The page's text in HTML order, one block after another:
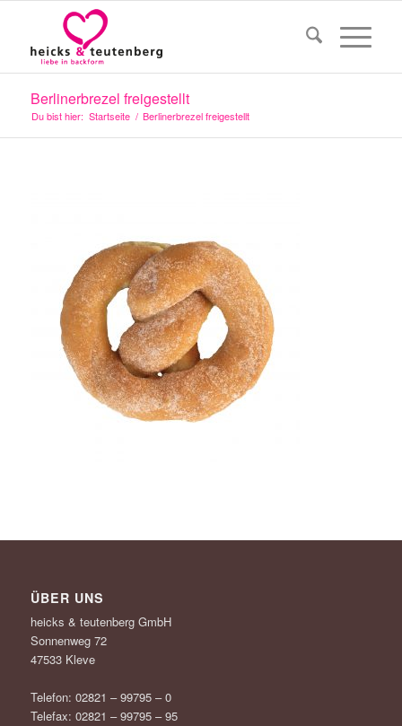
Berlinerbrezel freigestellt
Du bist hier: Startseite / Berlinerbrezel freigestellt
ÜBER UNS
heicks & teutenberg GmbH
Sonnenweg 72
47533 Kleve
Telefon: 02821 – 99795 – 0
Telefax: 02821 – 99795 – 95